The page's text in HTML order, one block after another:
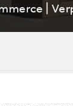
|